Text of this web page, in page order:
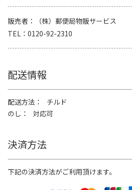
販売者
（株）郵便局物販サービス
TEL
0120-92-2310
配送情報
配送方法
チルド
のし
対応可
決済方法
下記の決済方法がご利用頂けます。